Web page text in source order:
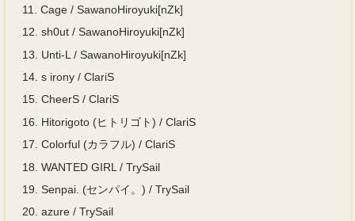
11.
Cage / SawanoHiroyuki[nZk]
12. sh0ut / SawanoHiroyuki[nZk]
13.
Unti-L / SawanoHiroyuki[nZk]
14. s irony / ClariS
15. CheerS / ClariS
16.
Hitorigoto (ヒトリゴト) / ClariS
17. Colorful (カラフル) / ClariS
18. WANTED GIRL / TrySail
19. Senpai. (センパイ。) / TrySail
20. azure / TrySail